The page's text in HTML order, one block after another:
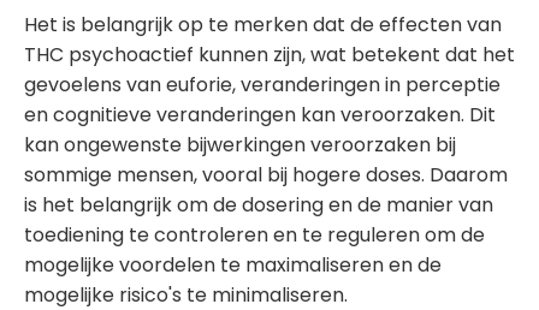
Het is belangrijk op te merken dat de effecten van
THC psychoactief kunnen zijn, wat betekent dat het
gevoelens van euforie, veranderingen in perceptie
en cognitieve veranderingen kan veroorzaken. Dit
kan ongewenste bijwerkingen veroorzaken bij
sommige mensen, vooral bij hogere doses. Daarom
is het belangrijk om de dosering en de manier van
toediening te controleren en te reguleren om de
mogelijke voordelen te maximaliseren en de
mogelijke risico's te minimaliseren.